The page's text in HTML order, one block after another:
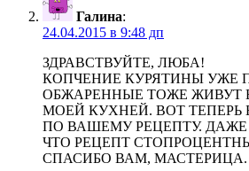
Галина:
24.04.2015 в 9:48 дп
ЗДРАВСТВУЙТЕ, ЛЮБА!
КОПЧЕНИЕ КУРЯТИНЫ УЖЕ
ОБЖАРЕННЫЕ ТОЖЕ ЖИВУТ
МОЕЙ КУХНЕЙ. ВОТ ТЕПЕРЬ
ПО ВАШЕМУ РЕЦЕПТУ.
ЧТО РЕЦЕПТ
СПАСИБО ВАМ, МАСТЕРИЦА.